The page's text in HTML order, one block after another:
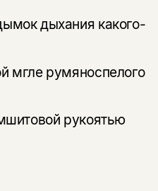
дыхания какого-
мгле румяноспелого
рукоятью